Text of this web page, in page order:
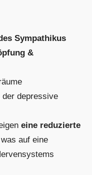
Sympathikus
&
der depressive
eine reduzierte
auf eine